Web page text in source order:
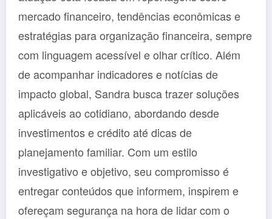
mercado financeiro, tendências econômicas e
estratégias para organização financeira, sempre
com linguagem acessível e olhar crítico. Além
de acompanhar indicadores e notícias de
impacto global, Sandra busca trazer soluções
aplicáveis ao cotidiano, abordando desde
investimentos e crédito até dicas de
planejamento familiar. Com um estilo
investigativo e objetivo, seu compromisso é
entregar conteúdos que informem, inspirem e
ofereçam segurança na hora de lidar com o